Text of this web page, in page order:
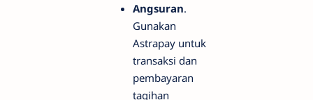
Angsuran.
Gunakan
Astrapay untuk
transaksi dan
pembayaran
tagihan